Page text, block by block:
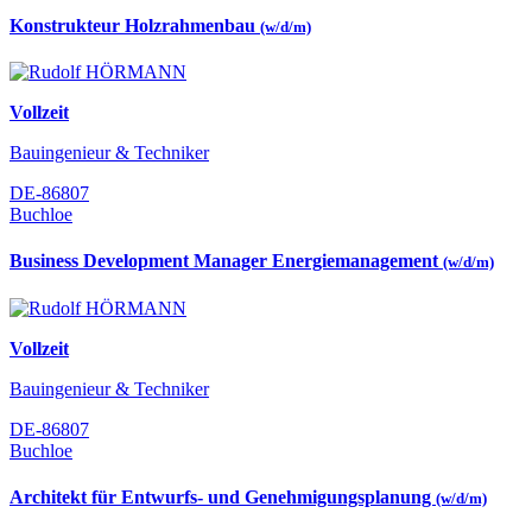
Konstrukteur Holzrahmenbau (w/d/m)
Vollzeit
Bauingenieur & Techniker
DE-86807
Buchloe
Business Development Manager Energiemanagement (w/d/m)
Vollzeit
Bauingenieur & Techniker
DE-86807
Buchloe
Architekt für Entwurfs- und Genehmigungsplanung (w/d/m)